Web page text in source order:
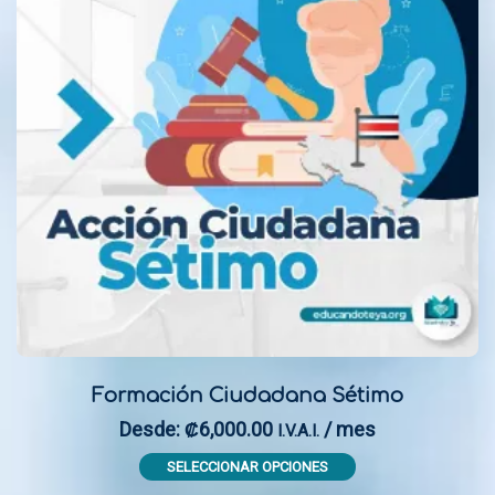
chosen
on
the
product
page
Formación Ciudadana Sétimo
Desde: ₡6,000.00 I.V.A.I. / mes
SELECCIONAR OPCIONES
This